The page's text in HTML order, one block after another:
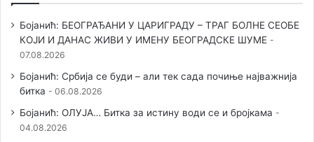
Бојанић: БЕОГРАЂАНИ У ЦАРИГРАДУ – ТРАГ БОЛНЕ СЕОБЕ
КОЈИ И ДАНАС ЖИВИ У ИМЕНУ БЕОГРАДСКЕ ШУМЕ
07.08.2026
Бојанић: Србија се буди – али тек сада почиње најважнија
битка
06.08.2026
Бојанић: ОЛУЈА… Битка за истину води се и бројкама
04.08.2026